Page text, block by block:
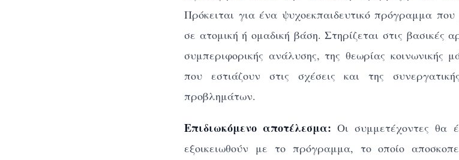
Πρόκειται για ένα ψυχοεκπαιδευτικό πρόγραμμα
σε ατομική ή ομαδική βάση. Στηρίζεται στις βασικές
συμπεριφορικής ανάλυσης, της θεωρίας κοινωνικής
που εστιάζουν στις σχέσεις και της
προβλημάτων.
Επιδιωκόμενο αποτέλεσμα:Οι συμμετέχοντες θα
εξοικειωθούν με το πρόγραμμα, το οποίο